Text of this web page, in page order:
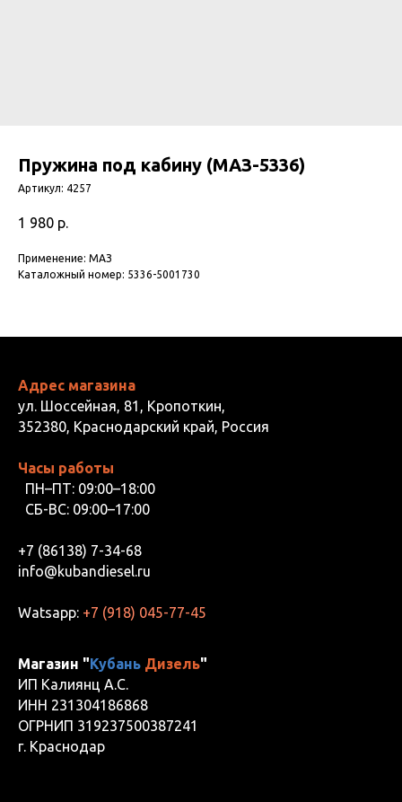
Пружина под кабину (МАЗ-5336)
Артикул: 4257
1 980 р.
Применение: МАЗ
Каталожный номер: 5336-5001730
Адрес магазина
ул. Шоссейная, 81, Кропоткин,
352380, Краснодарский край, Россия
Часы работы
ПН–ПТ: 09:00–18:00
СБ-ВС: 09:00–17:00
+7 (86138) 7-34-68
info@kubandiesel.ru
Watsapp: +7 (918) 045-77-45
Магазин "Кубань Дизель"
ИП Калиянц А.С.
ИНН 231304186868
ОГРНИП 319237500387241
г. Краснодар